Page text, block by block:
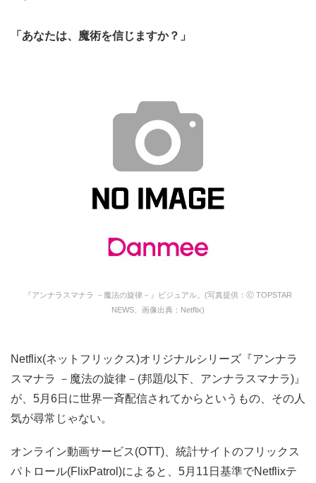
「あなたは、魔術を信じますか？」
『アンナラスマナラ －魔法の旋律－』ビジュアル。(写真提供：ⓒ TOPSTAR
NEWS、画像出典：Netflix)
Netflix(ネットフリックス)オリジナルシリーズ『アンナラ
スマナラ －魔法の旋律－(邦題/以下、アンナラスマナラ)』
が、5月6日に世界一斉配信されてからというもの、その人
気が尋常じゃない。
オンライン動画サービス(OTT)、統計サイトのフリックス
パトロール(FlixPatrol)によると、5月11日基準でNetflixテ